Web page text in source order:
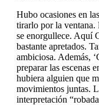
Hubo ocasiones en
tirarlo por la ventana.
se enorgullece. Aquí
bastante apretados.
ambiciosa. Además, ‘
preparar las escenas
hubiera alguien que
movimientos juntas.
interpretación